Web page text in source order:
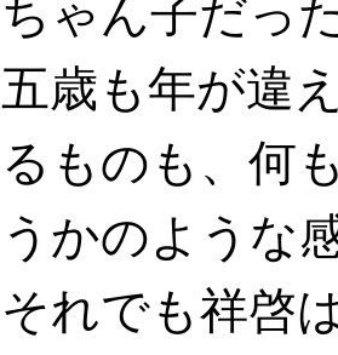
ちゃん子だっ
五歳も年が違
るものも、何
うかのような
それでも祥啓